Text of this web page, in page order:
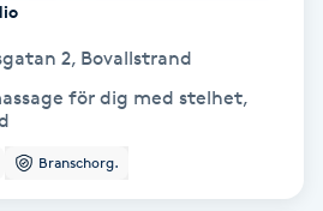
2, Bovallstrand
för dig med stelhet,
Branschorg.